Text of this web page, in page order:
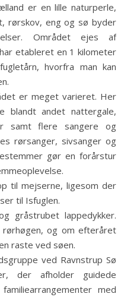
er en lille naturperle,
rørskov, eng og sø byder
Området ejes af
etableret en 1 kilometer
hvorfra man kan
er meget varieret. Her
blandt andet nattergale,
samt flere sangere og
rørsanger, sivsanger og
gør en forårstur
til mejserne, ligesom der
til Isfuglen.
gråstrubet lappedykker.
og om efteråret
raste ved søen.
ved Ravnstrup Sø
der afholder guidede
med